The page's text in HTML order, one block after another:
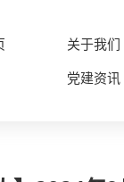
关于我们
党建资讯